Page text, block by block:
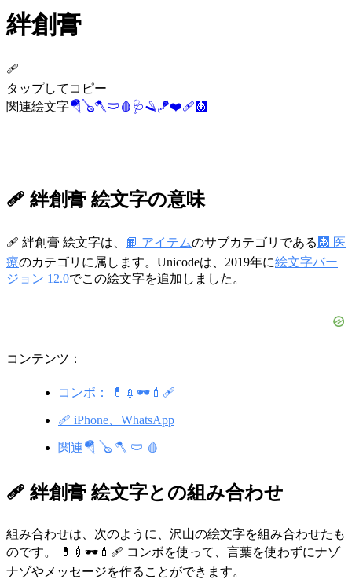
絆創膏
🩹
タップしてコピー
関連絵文字🪂 🪕🪓🩲 🩸 🩺🪒🪁❤️‍🩹 🩻
🩹 絆創膏 絵文字の意味
🩹 絆創膏 絵文字は、 📙 アイテムのサブカテゴリである 🩻 医
療のカテゴリに属します。Unicodeは、2019年に絵文字バー
ジョン 12.0でこの絵文字を追加しました。
コンテンツ：
コンボ： 💊💉🕶️💄🩹
🩹 iPhone、WhatsApp
関連🪂 🪕 🪓 🩲 🩸
🩹 絆創膏 絵文字との組み合わせ
組み合わせは、次のように、沢山の絵文字を組み合わせたも
のです。 💊💉🕶️💄🩹 コンボを使って、言葉を使わずにナゾ
ナゾやメッセージを作ることができます。